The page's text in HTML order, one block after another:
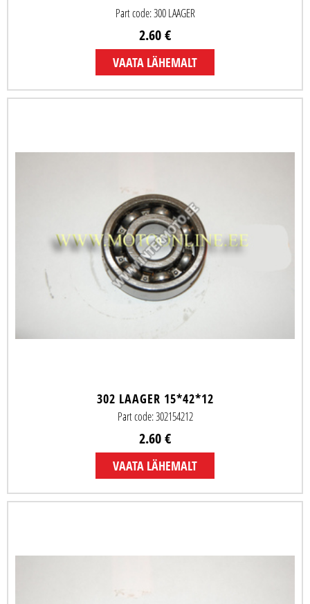
Part code: 300 LAAGER
2.60 €
VAATA LÄHEMALT
302 LAAGER 15*42*12
Part code: 302154212
2.60 €
VAATA LÄHEMALT